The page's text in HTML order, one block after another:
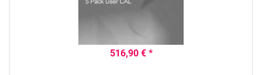
516,90 € *